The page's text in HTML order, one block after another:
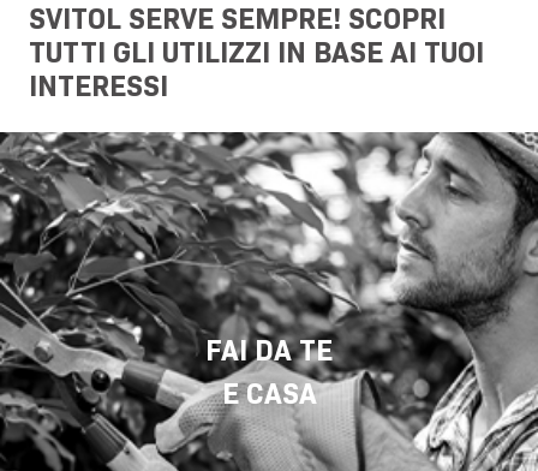
SVITOL SERVE SEMPRE! SCOPRI
TUTTI GLI UTILIZZI IN BASE AI TUOI
INTERESSI
FAI DA TE
E CASA